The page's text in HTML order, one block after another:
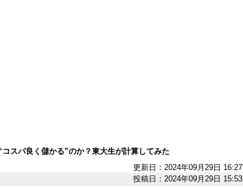
スパ良く儲かる”のか？東大生が計算してみた
更新日：2024年09月29日 16:27
投稿日：2024年09月29日 15:53